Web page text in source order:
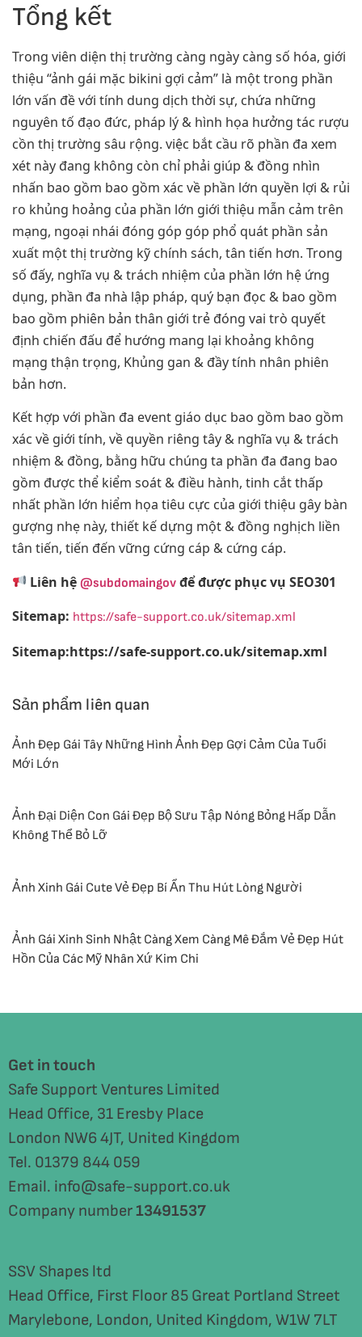
Tổng kết
Trong viên diện thị trường càng ngày càng số hóa, giới
thiệu “ảnh gái mặc bikini gợi cảm” là một trong phần
lớn vấn đề với tính dung dịch thời sự, chứa những
nguyên tố đạo đức, pháp lý & hình họa hưởng tác rượu
cồn thị trường sâu rộng. việc bắt cầu rõ phần đa xem
xét này đang không còn chỉ phải giúp & đồng nhìn
nhấn bao gồm bao gồm xác về phần lớn quyền lợi & rủi
ro khủng hoảng của phần lớn giới thiệu mẫn cảm trên
mạng, ngoại nhái đóng góp góp phổ quát phần sản
xuất một thị trường kỹ chính sách, tân tiến hơn. Trong
số đấy, nghĩa vụ & trách nhiệm của phần lớn hệ ứng
dụng, phần đa nhà lập pháp, quý bạn đọc & bao gồm
bao gồm phiên bản thân giới trẻ đóng vai trò quyết
định chiến đấu để hướng mang lại khoảng không
mạng thận trọng, Khủng gan & đầy tính nhân phiên
bản hơn.
Kết hợp với phần đa event giáo dục bao gồm bao gồm
xác về giới tính, về quyền riêng tây & nghĩa vụ & trách
nhiệm & đồng, bằng hữu chúng ta phần đa đang bao
gồm được thể kiểm soát & điều hành, tinh cắt thấp
nhất phần lớn hiểm họa tiêu cực của giới thiệu gây bàn
gượng nhẹ này, thiết kế dựng một & đồng nghịch liền
tân tiến, tiến đến vững cứng cáp & cứng cáp.
Liên hệ@subdomaingov để được phục vụ SEO301
Sitemap: https://safe-support.co.uk/sitemap.xml
Sitemap:https://safe-support.co.uk/sitemap.xml
Sản phẩm liên quan
Ảnh Đẹp Gái Tây Những Hình Ảnh Đẹp Gợi Cảm Của Tuổi
Mới Lớn
Ảnh Đại Diện Con Gái Đẹp Bộ Sưu Tập Nóng Bỏng Hấp Dẫn
Không Thể Bỏ Lỡ
Ảnh Xinh Gái Cute Vẻ Đẹp Bí Ẩn Thu Hút Lòng Người
Ảnh Gái Xinh Sinh Nhật Càng Xem Càng Mê Đắm Vẻ Đẹp Hút
Hồn Của Các Mỹ Nhân Xứ Kim Chi
Get in touch
Safe Support Ventures Limited
Head Office, 31 Eresby Place
London NW6 4JT, United Kingdom
Tel. 01379 844 059
Email. info@safe-support.co.uk
Company number13491537
SSV Shapes ltd
Head Office, First Floor 85 Great Portland Street
Marylebone, London, United Kingdom, W1W 7LT